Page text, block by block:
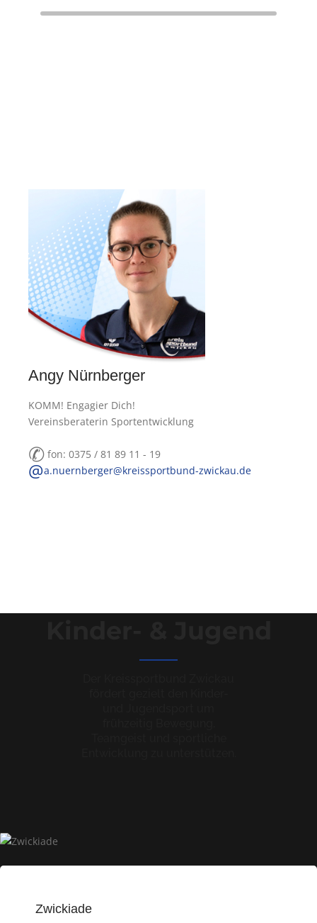
Angy Nürnberger
KOMM! Engagier Dich!
Vereinsberaterin Sportentwicklung
✆ fon: 0375 / 81 89 11 - 19
@a.nuernberger@kreissportbund-zwickau.de
Zwickiade